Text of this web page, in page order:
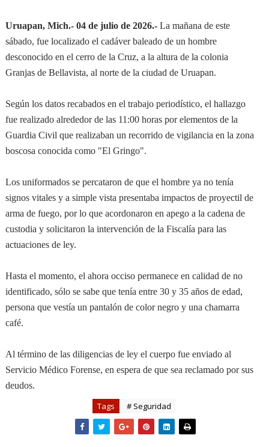
Uruapan, Mich.- 04 de julio de 2026.-La mañana de este
sábado, fue localizado el cadáver baleado de un hombre
desconocido en el cerro de la Cruz, a la altura de la colonia
Granjas de Bellavista, al norte de la ciudad de Uruapan.
Según los datos recabados en el trabajo periodístico, el hallazgo
fue realizado alrededor de las 11:00 horas por elementos de la
Guardia Civil que realizaban un recorrido de vigilancia en la zona
boscosa conocida como "El Gringo".
Los uniformados se percataron de que el hombre ya no tenía
signos vitales y a simple vista presentaba impactos de proyectil de
arma de fuego, por lo que acordonaron en apego a la cadena de
custodia y solicitaron la intervención de la Fiscalía para las
actuaciones de ley.
Hasta el momento, el ahora occiso permanece en calidad de no
identificado, sólo se sabe que tenía entre 30 y 35 años de edad,
persona que vestía un pantalón de color negro y una chamarra
café.
Al término de las diligencias de ley el cuerpo fue enviado al
Servicio Médico Forense, en espera de que sea reclamado por sus
deudos.
Tags # Seguridad